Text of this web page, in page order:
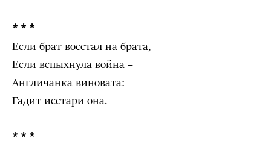
* * *
Если брат восстал на брата,
Если вспыхнула война –
Англичанка виновата:
Гадит исстари она.
* * *